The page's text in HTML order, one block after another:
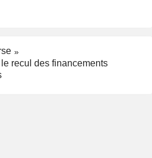
recul des financements